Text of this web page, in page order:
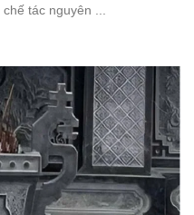
tác nguyên ...